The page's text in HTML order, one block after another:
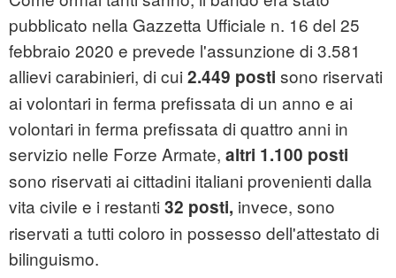
pubblicato nella Gazzetta Ufficiale n. 16 del 25
febbraio 2020 e prevede l'assunzione di 3.581
allievi carabinieri, di cui 2.449 posti sono riservati
ai volontari in ferma prefissata di un anno e ai
volontari in ferma prefissata di quattro anni in
servizio nelle Forze Armate, altri 1.100 posti
sono riservati ai cittadini italiani provenienti dalla
vita civile e i restanti 32 posti, invece, sono
riservati a tutti coloro in possesso dell'attestato di
bilinguismo.